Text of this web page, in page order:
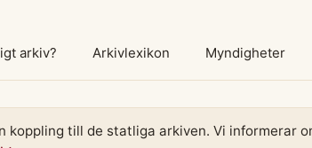
arkiv? Arkivlexikon Myndigheter
till de statliga arkiven. Vi informerar